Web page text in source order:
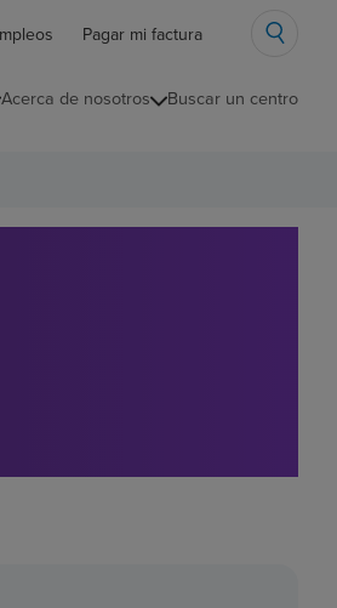
Pagar mi factura
Acerca de nosotros Buscar un centro